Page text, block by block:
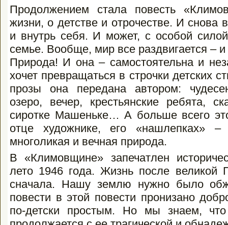
Продолжением стала повесть
жизни, о детстве и отрочестве. И снова
и внутрь себя. И может, с особой
семье. Вообще, мир все раздвигается –
Природа! И она – самостоятельна и
хочет превращаться в строчки детских
прозы она передана автором:
озеро, вечер, крестьянские ребята,
сиротке Машеньке… А больше всего
отце художнике, его «нашлепках»
многоликая и вечная природа.
В «Климовщине» запечатлен
лето 1946 года. Жизнь после великой
сначала. Нашу землю нужно было
повести в этой повести пронизано
по-детски простым. Но мы знаем,